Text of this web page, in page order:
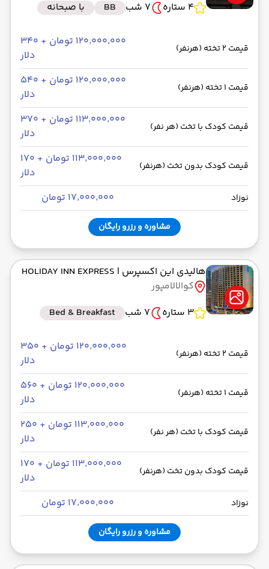
4 ستاره 7 شب BB با صبحانه
قیمت 2 تخته (هرنفر)
۱۲۰٬۰۰۰٬۰۰۰ تومان + ۳۴۰
دلار
قیمت 1 تخته (هرنفر)
۱۲۰٬۰۰۰٬۰۰۰ تومان + ۵۴۰
دلار
قیمت کودک با تخت (هر نفر)
۱۱۳٬۰۰۰٬۰۰۰ تومان + ۳۷۰
دلار
قیمت کودک بدون تخت (هرنفر)
۱۱۳٬۰۰۰٬۰۰۰ تومان + ۱۷۰
دلار
نوزاد ۱۷٬۰۰۰٬۰۰۰ تومان
مشاوره و رزرو رایگان
هالیدی این اکسپرس | HOLIDAY INN EXPRESS
کوالالامپور
3 ستاره
7 شب Bed & Breakfast
قیمت 2 تخته (هرنفر)
۱۲۰٬۰۰۰٬۰۰۰ تومان + ۳۵۰
دلار
قیمت 1 تخته (هرنفر)
۱۲۰٬۰۰۰٬۰۰۰ تومان + ۵۶۰
دلار
قیمت کودک با تخت (هر نفر)
۱۱۳٬۰۰۰٬۰۰۰ تومان + ۲۵۰
دلار
قیمت کودک بدون تخت (هرنفر)
۱۱۳٬۰۰۰٬۰۰۰ تومان + ۱۷۰
دلار
نوزاد ۱۷٬۰۰۰٬۰۰۰ تومان
مشاوره و رزرو رایگان